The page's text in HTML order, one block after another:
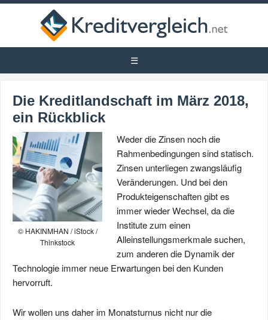
Die Kreditlandschaft im März 2018,
ein Rückblick
© HAKINMHAN / iStock /
Thinkstock
Weder die Zinsen noch die
Rahmenbedingungen sind statisch.
Zinsen unterliegen zwangsläufig
Veränderungen. Und bei den
Produkteigenschaften gibt es
immer wieder Wechsel, da die
Institute zum einen
Alleinstellungsmerkmale suchen,
zum anderen die Dynamik der
Technologie immer neue Erwartungen bei den Kunden
hervorruft.
Wir wollen uns daher im Monatsturnus nicht nur die